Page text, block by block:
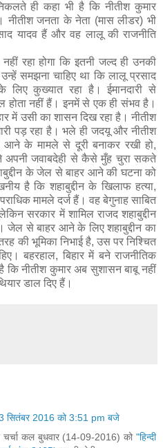
ही कहा भी है कि नीतीश कुमार
नीतीश जनता के नेता (मास लीडर) भी
यादव हैं और वह लालू की राजनीति
होगा कि इतनी जल्द ही उनकी
समझना चाहिए था कि लालू प्रसाद
कुख्यात रहा है। ईमानदारी से
नहीं हैं। इनमें से एक ही संभव है।
में उसी का शासन दिख रहा है। नीतीश
पड़ रहा है। भले ही जदयू और नीतीश
आने के मामले से दूरी बनाकर रखी हो,
अपनी जवाबदेही से कैसे मुँह चुरा सकते
के जेल से बाहर आने की घटना को
है कि शहाबुद्दीन के खिलाफ हत्या,
मामले दर्ज हैं। वह बेगुनाह साबित
सरकार में शामिल राजद शहाबुद्दीन
जेल से बाहर आने के लिए शहाबुद्दीन का
की भूमिका निभाई है, उस पर निश्चित
बहरहाल, बिहार में बने राजनीतिक
नीतीश कुमार अब सुशासन बाबू नहीं
डाल दिए हैं।
सितंबर 2016 को 3:51 pm बजे
चर्चा कल बुधवार (14-09-2016) को "हिन्दी